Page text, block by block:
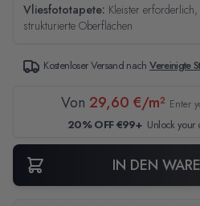
Vliesfototapete: Kleister
strukturierte Oberflächen
Kostenloser Versand nachVereinigte
Von 29,60 €/m² Enter
20% OFF €99+ Unlock your
IN DEN